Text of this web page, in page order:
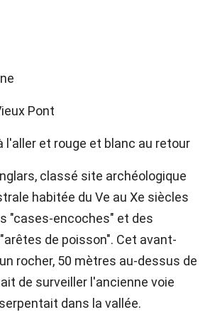
Pont
l'aller et rouge et blanc au retour
classé site archéologique
habitée du Ve au Xe siècles
"cases-encoches" et des
de poisson". Cet avant-
rocher, 50 mètres au-dessus de
de surveiller l'ancienne voie
dans la vallée.